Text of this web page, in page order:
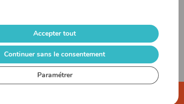
TOUT LE PORTFOLIO
Accepter tout
Continuer sans le consentement
Paramétrer